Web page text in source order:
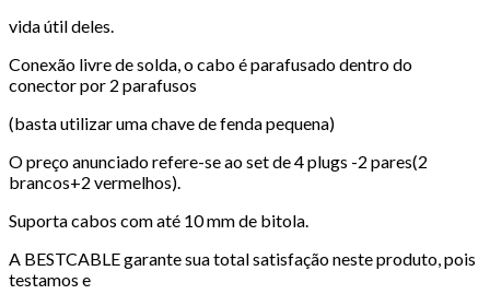
vida útil deles.
Conexão livre de solda, o cabo é parafusado dentro do
conector por 2 parafusos
(basta utilizar uma chave de fenda pequena)
O preço anunciado refere-se ao set de 4 plugs -2 pares(2
brancos+2 vermelhos).
Suporta cabos com até 10 mm de bitola.
A BESTCABLE garante sua total satisfação neste produto, pois
testamos e